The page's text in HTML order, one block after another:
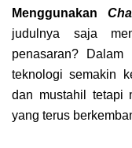
Menggunakan
judulnya saja
penasaran?
teknologi semakin
dan mustahil tetapi
yang terus